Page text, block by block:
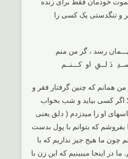
خودمان فقط برای زنده
و تنگدستی یک کسی را
رسد ، گر من منم
دَ لــقِ او کـــنــم
همانم که چنین گرفتار فقر و
اگر کسی بیاید و شب بخواب
او را میدزدم ( دلق یعنی
بفروشم که بتوانم با پول بدست
چون ما هیج جیز نداریم که با
ما در اینجا میبینیم که این زن با